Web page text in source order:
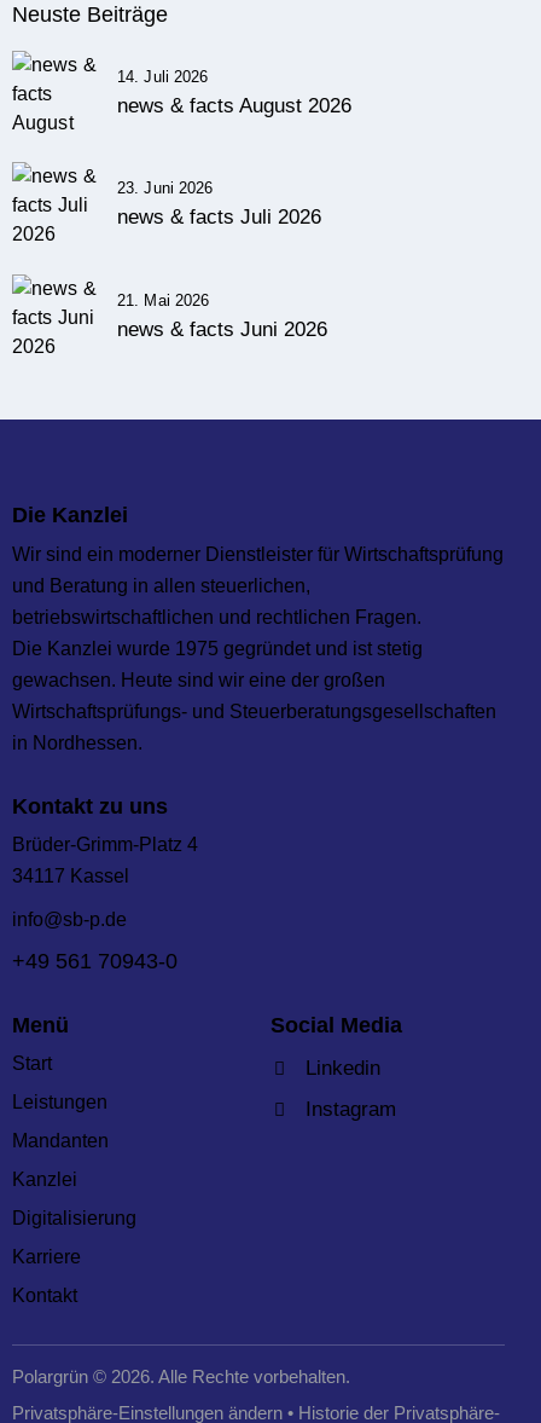
Neuste Beiträge
14. Juli 2026
news & facts August 2026
23. Juni 2026
news & facts Juli 2026
21. Mai 2026
news & facts Juni 2026
Die Kanzlei
Wir sind ein moderner Dienstleister für Wirtschaftsprüfung
und Beratung in allen steuerlichen,
betriebswirtschaftlichen und rechtlichen Fragen.
Die Kanzlei wurde 1975 gegründet und ist stetig
gewachsen. Heute sind wir eine der großen
Wirtschaftsprüfungs- und Steuer­beratungs­gesellschaften
in Nordhessen.
Kontakt zu uns
Brüder-Grimm-Platz 4
34117 Kassel
info@sb-p.de
+49 561 70943-0
Menü
Start
Leistungen
Mandanten
Kanzlei
Digitalisierung
Karriere
Kontakt
Social Media
Linkedin
Instagram
Polargrün © 2026. Alle Rechte vorbehalten.
Privatsphäre-Einstellungen ändern • Historie der Privatsphäre-